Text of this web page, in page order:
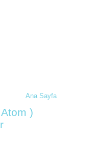
Ana Sayfa
Atom )